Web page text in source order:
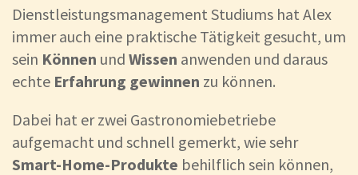
Dienstleistungsmanagement Studiums hat Alex
immer auch eine praktische Tätigkeit gesucht, um
sein Können und Wissen anwenden und daraus
echte Erfahrung gewinnen zu können.
Dabei hat er zwei Gastronomiebetriebe
aufgemacht und schnell gemerkt, wie sehr
Smart-Home-Produkte behilflich sein können,